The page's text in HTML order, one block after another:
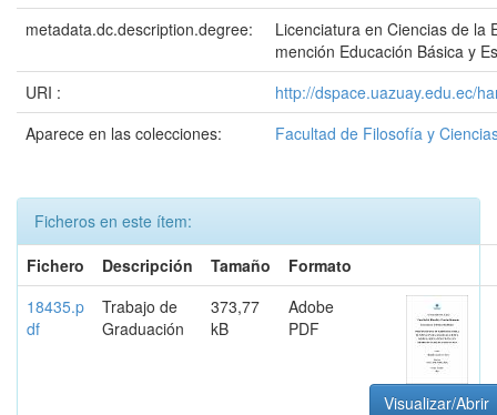
metadata.dc.description.degree:
Licenciatura en Ciencias de la
mención Educación Básica y
URI :
http://dspace.uazuay.edu.ec/
Aparece en las colecciones:
Facultad de Filosofía y
Ficheros en este ítem:
Fichero
Descripción Tamaño
Formato
18435.p
df
Trabajo de
Graduación
373,77
kB
Adobe
PDF
Visualizar/Abrir